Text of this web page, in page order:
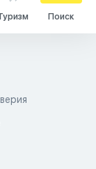
Поиск